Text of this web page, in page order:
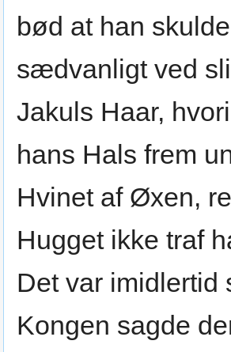
bød at han
sædvanligt ved
Jakuls Haar,
hans Hals frem
Hvinet af Øxen,
Hugget ikke traf
Det var imidlertid
Kongen sagde